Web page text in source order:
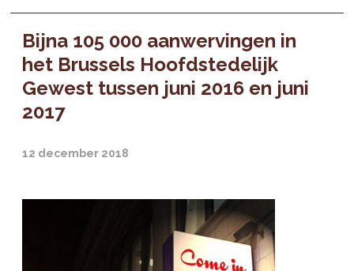
Bijna 105 000 aanwervingen in
het Brussels Hoofdstedelijk
Gewest tussen juni 2016 en juni
2017
12 december 2018